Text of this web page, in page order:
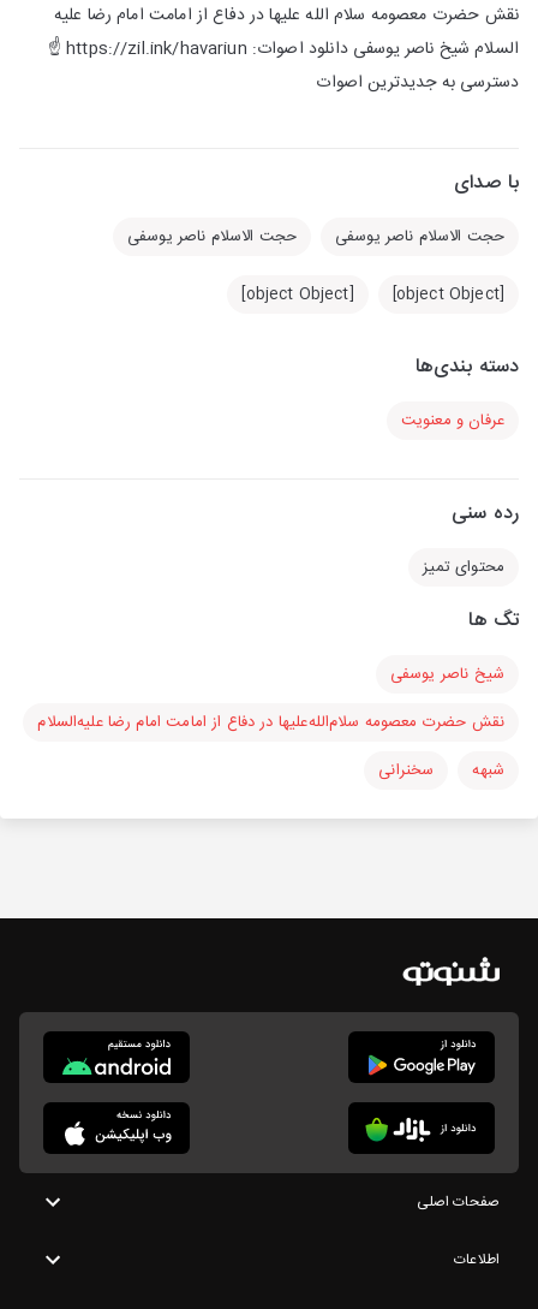
نقش حضرت معصومه سلام الله علیها در دفاع از امامت امام رضا علیه
السلام شیخ ناصر یوسفی دانلود اصوات: https://zil.ink/havariun ☝️
دسترسی به جدیدترین اصوات ‌
با صدای
حجت الاسلام ناصر یوسفی حجت الاسلام ناصر یوسفی
[object Object]
[object Object]
دسته بندی‌ها
عرفان و معنویت
رده سنی
محتوای تمیز
تگ ها
شیخ ناصر یوسفی
نقش حضرت معصومه سلام‌الله‌علیها در دفاع از امامت امام رضا علیه‌السلام
شبهه
سخنرانی
صفحات اصلی
اطلاعات